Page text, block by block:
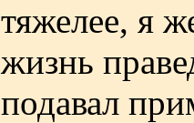
тяжелее, я
жизнь
подавал